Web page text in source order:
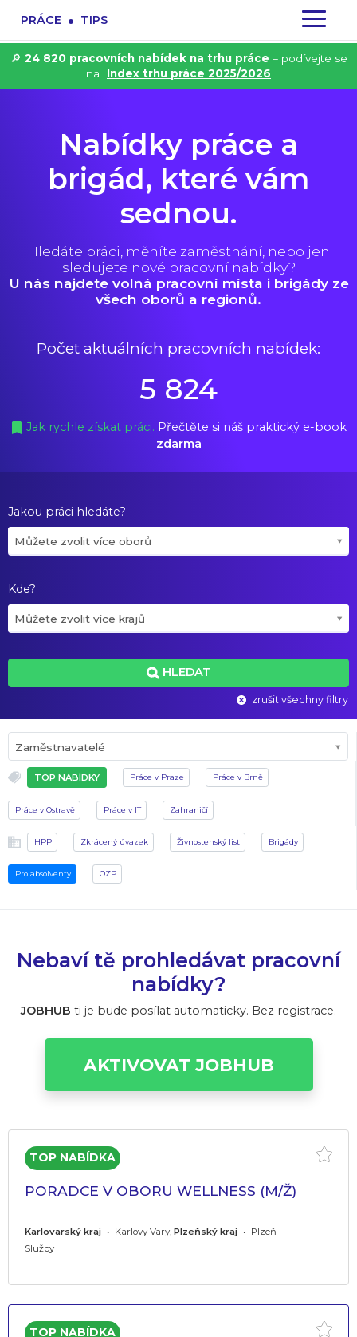
PRÁCE . TIPS
🔎 24 820 pracovních nabídek na trhu práce – podívejte se
na
Index trhu práce 2025/2026
Nabídky práce a
brigád, které vám
sednou.
Hledáte práci, měníte zaměstnání, nebo jen
sledujete nové pracovní nabídky?
U nás najdete volná pracovní místa i brigády ze
všech oborů a regionů.
Počet aktuálních pracovních nabídek:
5 824
Jak rychle získat práci. Přečtěte si náš praktický e-book
zdarma
Jakou práci hledáte?
Můžete zvolit více oborů
Kde?
Můžete zvolit více krajů
HLEDAT
zrušit všechny filtry
Zaměstnavatelé
TOP NABÍDKY Práce v Praze Práce v Brně
Práce v Ostravě Práce v IT Zahraničí
HPP Zkrácený úvazek Živnostenský list Brigády
Pro absolventy OZP
Nebaví tě prohledávat pracovní
nabídky?
JOBHUB ti je bude posílat automaticky. Bez registrace.
AKTIVOVAT JOBHUB
PORADCE V OBORU WELLNESS (M/Ž)
Karlovarský kraj • Karlovy Vary, Plzeňský kraj • Plzeň
Služby